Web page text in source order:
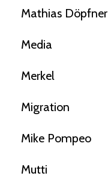
Mathias Döpfner
Media
Merkel
Migration
Mike Pompeo
Mutti